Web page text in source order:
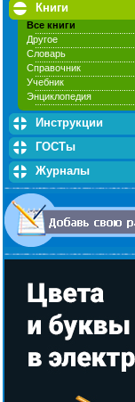
Книги
Все книги
Другое
Словарь
Справочник
Учебник
Энциклопедия
Инструкции
ГОСТы
Журналы